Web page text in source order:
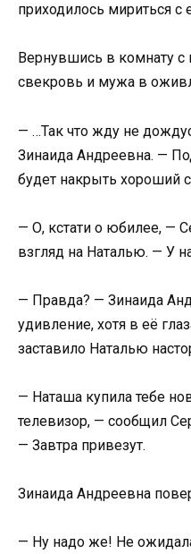
приходилось мириться
Вернувшись в комнату с
свекровь и мужа в
— …Так что жду не
Зинаида Андреевна. —
будет накрыть хороший
— О, кстати о юбилее, —
взгляд на Наталью. — У
— Правда? — Зинаида
удивление, хотя в её
заставило Наталью
— Наташа купила тебе
телевизор, — сообщил
— Завтра привезут.
Зинаида Андреевна
— Ну надо же! Не